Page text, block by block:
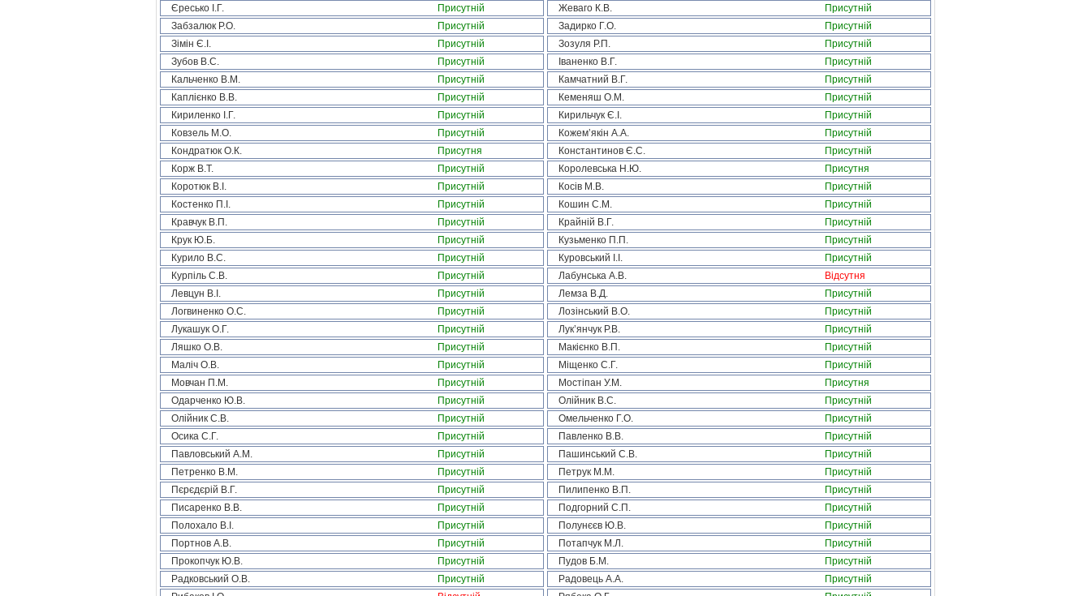
Єресько І.Г.
Присутній Жеваго К.В.
Присутній
Забзалюк Р.О.
Присутній Задирко Г.О.
Присутній
Зімін Є.І.
Присутній Зозуля Р.П.
Присутній
Зубов В.С.
Присутній Іваненко В.Г.
Присутній
Кальченко В.М.
Присутній Камчатний В.Г.
Присутній
Каплієнко В.В.
Присутній Кеменяш О.М.
Присутній
Кириленко І.Г.
Присутній Кирильчук Є.І.
Присутній
Ковзель М.О.
Присутній Кожем’якін А.А.
Присутній
Кондратюк О.К.
Присутня Константинов Є.С.
Присутній
Корж В.Т.
Присутній Королевська Н.Ю.
Присутня
Коротюк В.І.
Присутній Косів М.В.
Присутній
Костенко П.І.
Присутній Кошин С.М.
Присутній
Кравчук В.П.
Присутній Крайній В.Г.
Присутній
Крук Ю.Б.
Присутній Кузьменко П.П.
Присутній
Курило В.С.
Присутній Куровський І.І.
Присутній
Курпіль С.В.
Присутній Лабунська А.В.
Відсутня
Левцун В.І.
Присутній Лемза В.Д.
Присутній
Логвиненко О.С.
Присутній Лозінський В.О.
Присутній
Лукашук О.Г.
Присутній Лук’янчук Р.В.
Присутній
Ляшко О.В.
Присутній Макієнко В.П.
Присутній
Маліч О.В.
Присутній Міщенко С.Г.
Присутній
Мовчан П.М.
Присутній Мостіпан У.М.
Присутня
Одарченко Ю.В.
Присутній Олійник В.С.
Присутній
Олійник С.В.
Присутній Омельченко Г.О.
Присутній
Осика С.Г.
Присутній Павленко В.В.
Присутній
Павловський А.М.
Присутній Пашинський С.В.
Присутній
Петренко В.М.
Присутній Петрук М.М.
Присутній
Пєрєдєрій В.Г.
Присутній Пилипенко В.П.
Присутній
Писаренко В.В.
Присутній Подгорний С.П.
Присутній
Полохало В.І.
Присутній Полунєєв Ю.В.
Присутній
Портнов А.В.
Присутній Потапчук М.Л.
Присутній
Прокопчук Ю.В.
Присутній Пудов Б.М.
Присутній
Радковський О.В.
Присутній Радовець А.А.
Присутній